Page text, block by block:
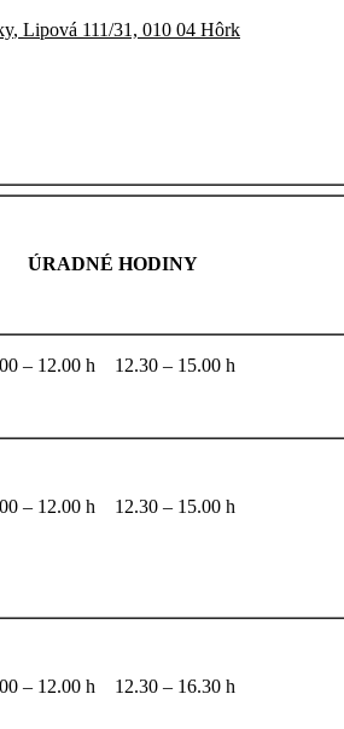
, Lipová 111/31, 010 04 Hôrk
ÚRADNÉ HODINY
– 12.00 h 12.30 – 15.00 h
– 12.00 h 12.30 – 15.00 h
– 12.00 h 12.30 – 16.30 h